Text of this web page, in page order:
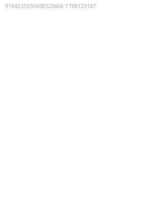
9184233630498325666:1786123187